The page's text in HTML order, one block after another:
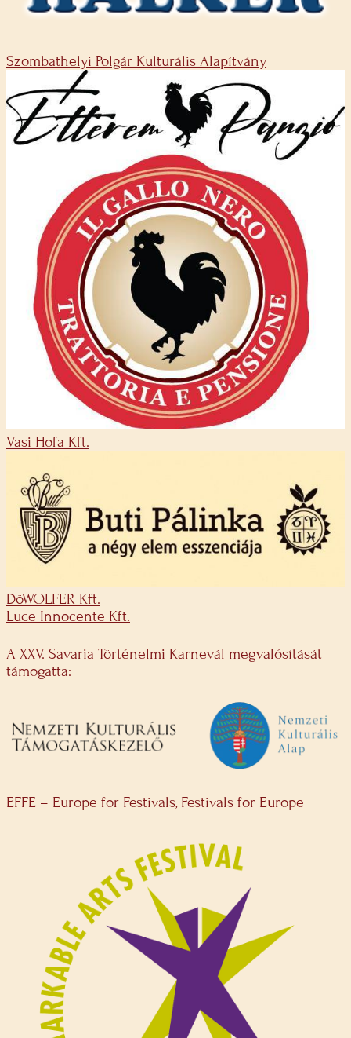
Szombathelyi Polgár Kulturális Alapítvány
Vasi Hofa Kft.
DöWOLFER Kft.
Luce Innocente Kft.
A XXV. Savaria Történelmi Karnevál megvalósítását
támogatta:
EFFE – Europe for Festivals, Festivals for Europe